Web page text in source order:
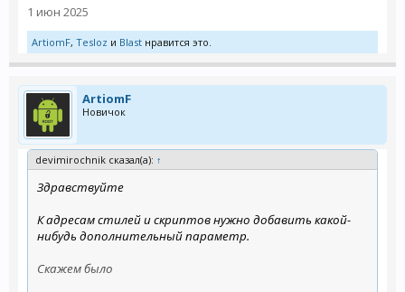
1 июн 2025
ArtiomF, Tesloz и Blast нравится это.
ArtiomF
Новичок
devimirochnik сказал(а): ↑
Здравствуйте
К адресам стилей и скриптов нужно добавить какой-
нибудь дополнительный параметр.
Скажем было